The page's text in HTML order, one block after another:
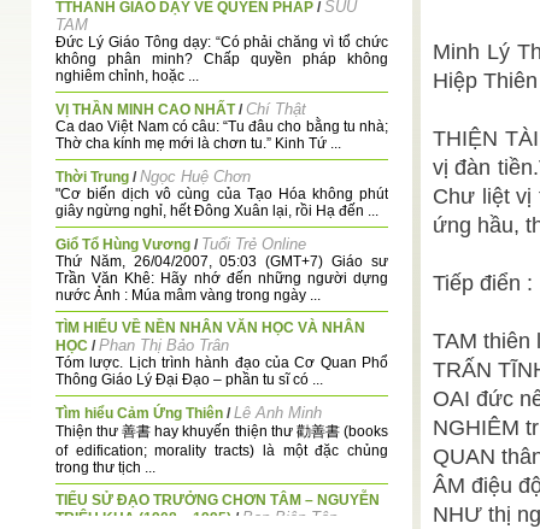
TTHÁNH GIÁO DẠY VỀ QUYỀN PHÁP /SUU
TAM
Đức Lý Giáo Tông dạy: “Có phải chăng vì tổ chức
không phân minh? Chấp quyền pháp không
nghiêm chỉnh, hoặc ...
VỊ THẦN MINH CAO NHẤT/Chí Thật
Ca dao Việt Nam có câu: “Tu đâu cho bằng tu nhà;
Thờ cha kính mẹ mới là chơn tu.” Kinh Tứ ...
Thời Trung /Ngọc Huệ Chơn
"Cơ biến dịch vô cùng của Tạo Hóa không phút
giây ngừng nghỉ, hết Đông Xuân lại, rồi Hạ đến ...
Giổ Tổ Hùng Vương / Tuổi Trẻ Online
Thứ Năm, 26/04/2007, 05:03 (GMT+7) Giáo sư
Trần Văn Khê: Hãy nhớ đến những người dựng
nước Ảnh : Múa mâm vàng trong ngày ...
TÌM HIỂU VỀ NỀN NHÂN VĂN HỌC VÀ NHÂN
HỌC /Phan Thị Bảo Trân
Tóm lược. Lịch trình hành đạo của Cơ Quan Phổ
Thông Giáo Lý Đại Đạo – phần tu sĩ có ...
Tìm hiểu Cảm Ứng Thiên /Lê Anh Minh
Thiện thư 善書 hay khuyến thiện thư 勸善書 (books
of edification; morality tracts) là một đặc chủng
trong thư tịch ...
TIỂU SỬ ĐẠO TRƯỞNG CHƠN TÂM – NGUYỄN
TRIỆU KHA (1908 – 1995) / Ban Biên Tâp
Minh Lý
Hiệp
THIỆN
vị đàn
Chư liệt vị
ứng hầu,
Tiếp điển :
TAM thiên
TRẤN
OAI đức
NGHIÊM
QUAN
ÂM điệu
NHƯ thị